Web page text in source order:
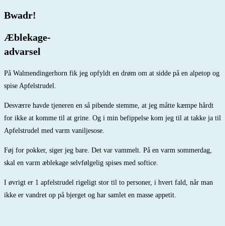
Bwadr!
Æblekage-
advarsel
På Walmendingerhorn fik jeg opfyldt en drøm om at sidde på en alpetop og
spise Apfelstrudel.
Desværre havde tjeneren en så pibende stemme, at jeg måtte kæmpe hårdt
for ikke at komme til at grine. Og i min befippelse kom jeg til at takke ja til
Apfelstrudel med varm vaniljesose.
Føj for pokker, siger jeg bare. Det var vammelt. På en varm sommerdag,
skal en varm æblekage selvfølgelig spises med softice.
I øvrigt er 1 apfelstrudel rigeligt stor til to personer, i hvert fald, når man
ikke er vandret op på bjerget og har samlet en masse appetit.